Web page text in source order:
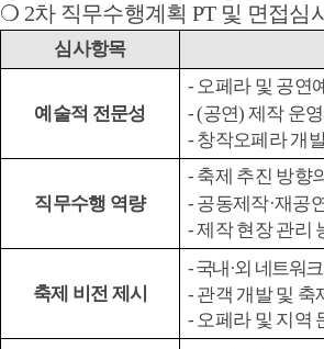
❍ 2차 직무수행계획PT 및 면접심
심사항목
예술적 전문성
- 오페라 및 공연
- (공연)제작 운
- 창작오페라 개
직무수행 역량
- 축제 추진 방향
- 공동제작·재공
- 제작 현장 관리
축제 비전 제시
- 국내·외 네트워
- 관객 개발 및 축
- 오페라 및 지역